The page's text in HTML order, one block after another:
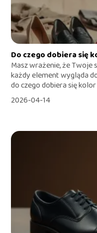
Do czego dobiera się
Masz wrażenie, że Twoje
każdy element wygląda
do czego dobiera się
2026-04-14